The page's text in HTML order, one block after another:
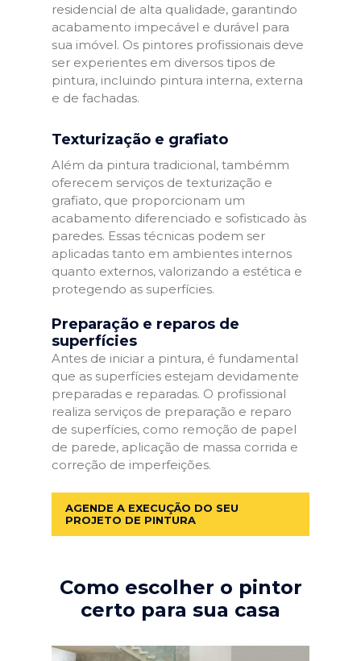
residencial de alta qualidade, garantindo
acabamento impecável e durável para
sua imóvel. Os pintores profissionais deve
ser experientes em diversos tipos de
pintura, incluindo pintura interna, externa
e de fachadas.
Texturização e grafiato
Além da pintura tradicional, tambémm
oferecem serviços de texturização e
grafiato, que proporcionam um
acabamento diferenciado e sofisticado às
paredes. Essas técnicas podem ser
aplicadas tanto em ambientes internos
quanto externos, valorizando a estética e
protegendo as superfícies.
Preparação e reparos de
superfícies
Antes de iniciar a pintura, é fundamental
que as superfícies estejam devidamente
preparadas e reparadas. O profissional
realiza serviços de preparação e reparo
de superfícies, como remoção de papel
de parede, aplicação de massa corrida e
correção de imperfeições.
AGENDE A EXECUÇÃO DO SEU
PROJETO DE PINTURA
Como escolher o pintor
certo para sua casa